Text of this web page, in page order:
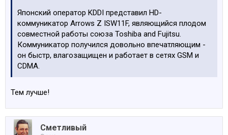
Японский оператор KDDI представил HD-
коммуникатор Arrows Z ISW11F, являющийся плодом
совместной работы союза Toshiba and Fujitsu.
Коммуникатор получился довольно впечатляющим -
он быстр, влагозащищен и работает в сетях GSM и
CDMA.
Тем лучше!
Сметливый